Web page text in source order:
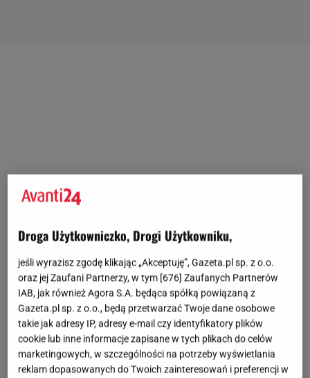
Droga Użytkowniczko, Drogi Użytkowniku,
jeśli wyrazisz zgodę klikając „Akceptuję”, Gazeta.pl sp. z o.o.
oraz jej Zaufani Partnerzy, w tym [676] Zaufanych Partnerów
IAB, jak również Agora S.A. będąca spółką powiązaną z
Gazeta.pl sp. z o.o., będą przetwarzać Twoje dane osobowe
takie jak adresy IP, adresy e-mail czy identyfikatory plików
cookie lub inne informacje zapisane w tych plikach do celów
marketingowych, w szczególności na potrzeby wyświetlania
reklam dopasowanych do Twoich zainteresowań i preferencji w